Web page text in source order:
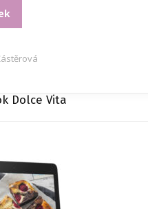
Dolce Vita